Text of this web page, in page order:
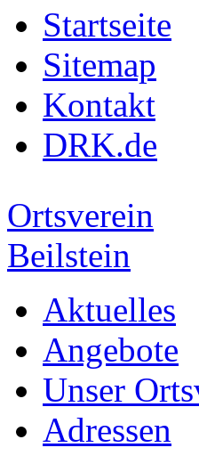
Startseite
Sitemap
Kontakt
DRK.de
Ortsverein
Beilstein
Aktuelles
Angebote
Unser
Adressen